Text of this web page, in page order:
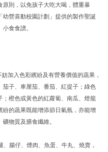
則，以免孩子大吃大喝，體重暴
營喜動校園計劃」提供的製作聖誕
食食譜。
加入色彩繽紛及有營養價值的蔬果，
子、車厘茄、番茄、紅提子；綠色
橙色或黃色的紅蘿蔔、南瓜、燈籠
的蔬果既能增添節日氣氛，亦能增
物質及膳食纖維。
腸仔、煙肉、魚蛋、牛丸、燒賣，